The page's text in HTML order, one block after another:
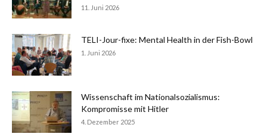
11. Juni 2026
TELI-Jour-fixe: Mental Health in der Fish-Bowl
1. Juni 2026
Wissenschaft im Nationalsozialismus:
Kompromisse mit Hitler
4. Dezember 2025